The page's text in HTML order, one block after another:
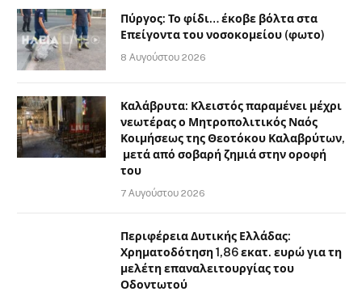
Πύργος: Το φίδι… έκοβε βόλτα στα
Επείγοντα του νοσοκομείου (φωτο)
8 Αυγούστου 2026
Καλάβρυτα: Κλειστός παραμένει μέχρι
νεωτέρας ο Μητροπολιτικός Ναός
Κοιμήσεως της Θεοτόκου Καλαβρύτων,
μετά από σοβαρή ζημιά στην οροφή
του
7 Αυγούστου 2026
Περιφέρεια Δυτικής Ελλάδας:
Χρηματοδότηση 1,86 εκατ. ευρώ για τη
μελέτη επαναλειτουργίας του
Οδοντωτού